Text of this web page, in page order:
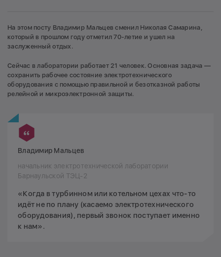
На этом посту Владимир Мальцев сменил Николая Самарина,
который в прошлом году отметил 70-летие и ушел на
заслуженный отдых.
Сейчас в лаборатории работает 21 человек. Основная задача —
сохранить рабочее состояние электротехнического
оборудования с помощью правильной и безотказной работы
релейной и микроэлектронной защиты.
Владимир Мальцев
начальник электротехнической лаборатории
Барнаульской ТЭЦ-2
«Когда в турбинном или котельном цехах что-то
идёт не по плану (касаемо электротехнического
оборудования), первый звонок поступает именно
к нам».